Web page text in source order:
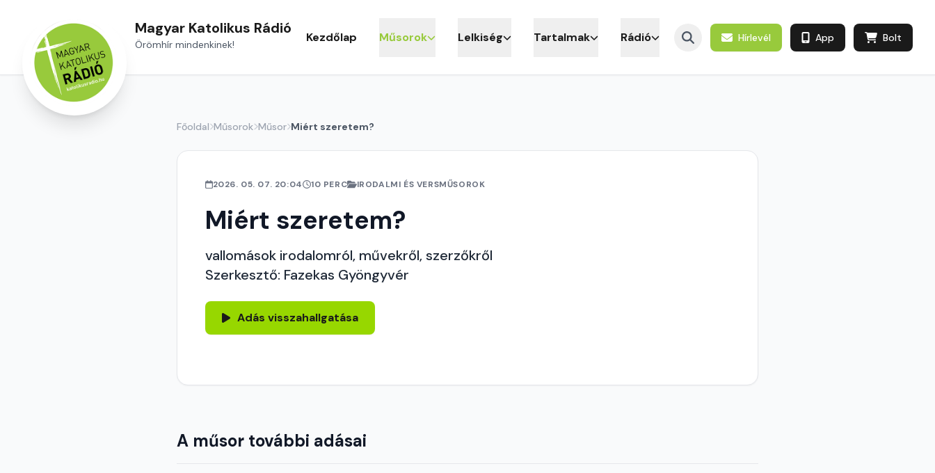
Magyar Katolikus Rádió
Örömhír mindenkinek! Kezdőlap Műsorok Lelkiség Tartalmak Rádió Hírlevél App Bolt
Főoldal Műsorok Műsor Miért szeretem?
2026. 05. 07. 20:04 10 PERC IRODALMI ÉS VERSMŰSOROK
Miért szeretem?
vallomások irodalomról, művekről, szerzőkről
Szerkesztő: Fazekas Gyöngyvér
Adás visszahallgatása
A műsor további adásai